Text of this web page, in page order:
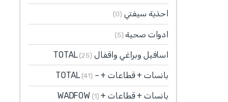
احذية سيفتي (0)
ادوات صحية (5)
اسافيل وبراغي واقفال TOTAL (25)
بانسات + قطاعات + – TOTAL (41)
بانسات + قطاعات + WADFOW (1)